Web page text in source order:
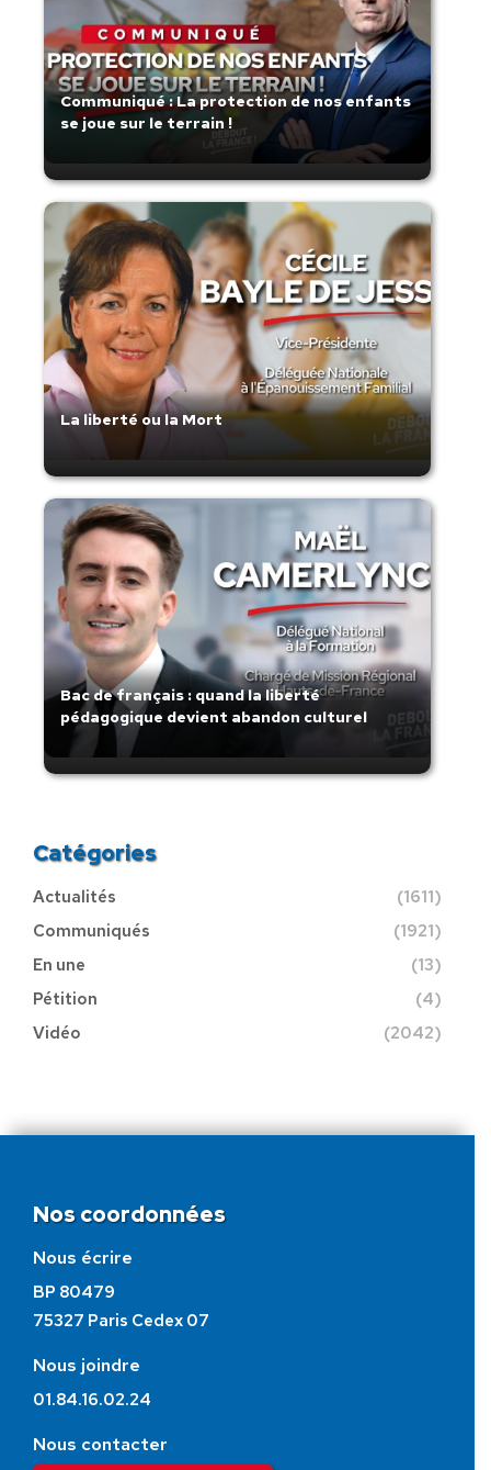
Communiqué : La protection de nos enfants
se joue sur le terrain !
La liberté ou la Mort
Bac de français : quand la liberté
pédagogique devient abandon culturel
Catégories
Actualités
(1611)
Communiqués
(1921)
En une
(13)
Pétition
(4)
Vidéo
(2042)
Nos coordonnées
Nous écrire
BP 80479
75327 Paris Cedex 07
Nous joindre
01.84.16.02.24
Nous contacter